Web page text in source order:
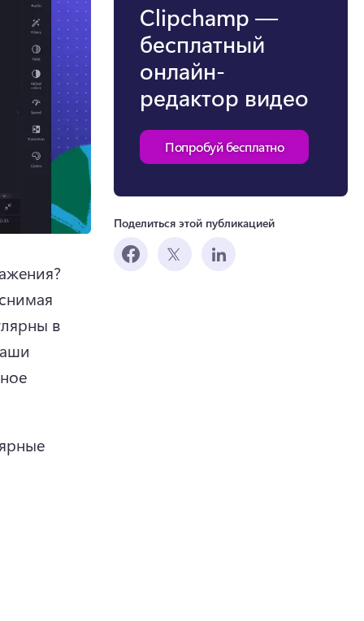
в
Clipchamp —
бесплатный
онлайн-
редактор видео
Попробуй бесплатно
Поделиться этой публикацией